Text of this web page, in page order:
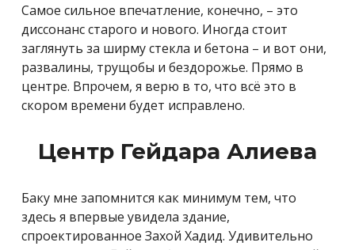
Самое сильное впечатление, конечно, – это
диссонанс старого и нового. Иногда стоит
заглянуть за ширму стекла и бетона – и вот они,
развалины, трущобы и бездорожье. Прямо в
центре. Впрочем, я верю в то, что всё это в
скором времени будет исправлено.
Центр Гейдара Алиева
Баку мне запомнится как минимум тем, что
здесь я впервые увидела здание,
спроектированное Захой Хадид. Удивительно